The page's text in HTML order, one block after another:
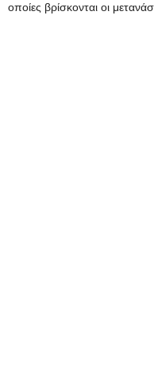
οποίες βρίσκονται οι